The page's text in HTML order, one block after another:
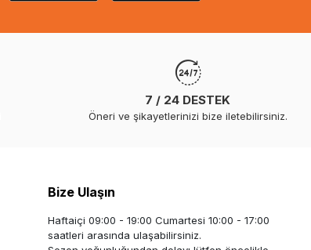
7 / 24 DESTEK
Öneri ve şikayetlerinizi bize iletebilirsiniz.
Bize Ulaşın
Haftaiçi 09:00 - 19:00 Cumartesi 10:00 - 17:00
saatleri arasında ulaşabilirsiniz.